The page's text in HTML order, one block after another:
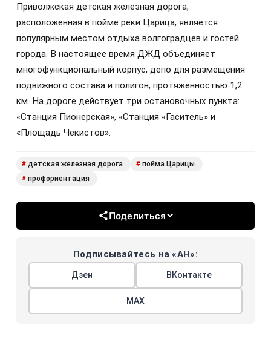
Приволжская детская железная дорога,
расположенная в пойме реки Царица, является
популярным местом отдыха волгоградцев и гостей
города. В настоящее время ДЖД объединяет
многофункциональный корпус, депо для размещения
подвижного состава и полигон, протяженностью 1,2
км. На дороге действует три остановочных пункта:
«Станция Пионерская», «Станция «Гаситель» и
«Площадь Чекистов».
# детская железная дорога # пойма Царицы
# профориентация
Поделиться
Подписывайтесь на «АН»:
Дзен ВКонтакте
МАХ